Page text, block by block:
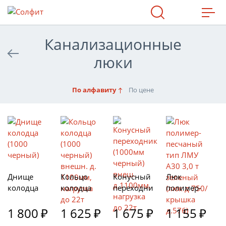
МАХ
Канализационные
люки
По алфавиту По цене
Днище
колодца
черный)
1 800₽
Кольцо
колодца
(1000
черный)
внешн. д.
1 625₽
Конусный
переходни
к (1000мм
черный)
внеш.
1 675₽
Люк
полимер-
песчаный
тип ЛМУ
А30 3,0 т
1 155₽